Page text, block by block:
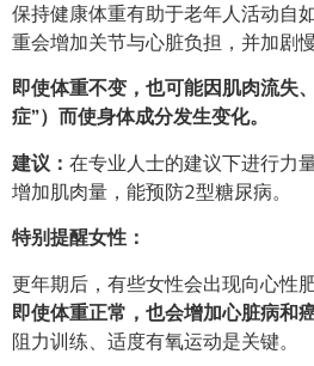
保持健康体重有助于老年人活动自
重会增加关节与心脏负担，并加剧慢
即使体重不变，也可能因肌肉流失
症”）而使身体成分发生变化。
建议： 在专业人士的建议下进行力
增加肌肉量，能预防2型糖尿病。
特别提醒女性：
更年期后，有些女性会出现向心性
即使体重正常，也会增加心脏病和
阻力训练、适度有氧运动是关键。